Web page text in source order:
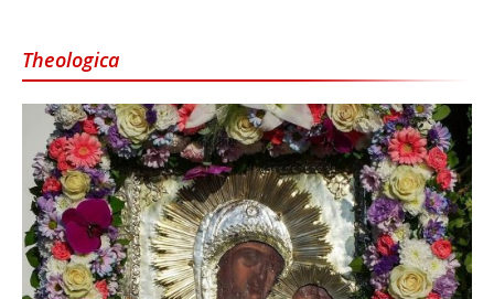
Theologica